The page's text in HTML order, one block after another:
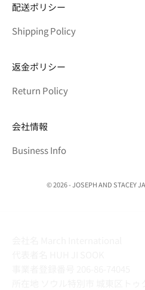
配送ポリシー
Shipping Policy
返金ポリシー
Return Policy
会社情報
Business Info
© 2026 - JOSEPH AND STACEY